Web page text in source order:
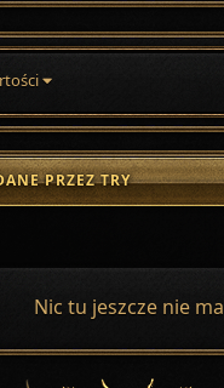
PRZEZ TRY
Nic tu jeszcze nie ma